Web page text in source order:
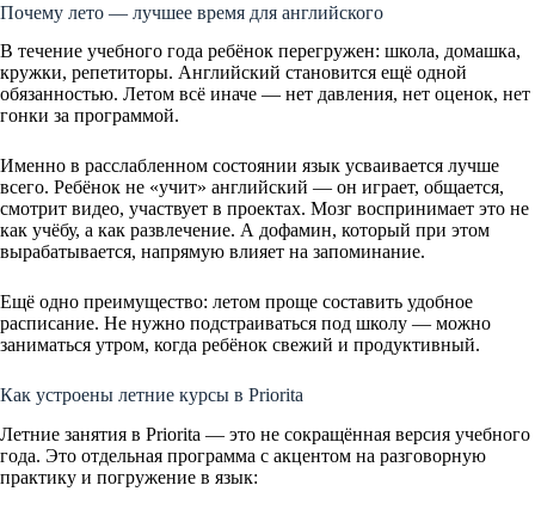
Почему лето — лучшее время для английского
В течение учебного года ребёнок перегружен: школа, домашка,
кружки, репетиторы. Английский становится ещё одной
обязанностью. Летом всё иначе — нет давления, нет оценок, нет
гонки за программой.
Именно в расслабленном состоянии язык усваивается лучше
всего. Ребёнок не «учит» английский — он играет, общается,
смотрит видео, участвует в проектах. Мозг воспринимает это не
как учёбу, а как развлечение. А дофамин, который при этом
вырабатывается, напрямую влияет на запоминание.
Ещё одно преимущество: летом проще составить удобное
расписание. Не нужно подстраиваться под школу — можно
заниматься утром, когда ребёнок свежий и продуктивный.
Как устроены летние курсы в Priorita
Летние занятия в Priorita — это не сокращённая версия учебного
года. Это отдельная программа с акцентом на разговорную
практику и погружение в язык: